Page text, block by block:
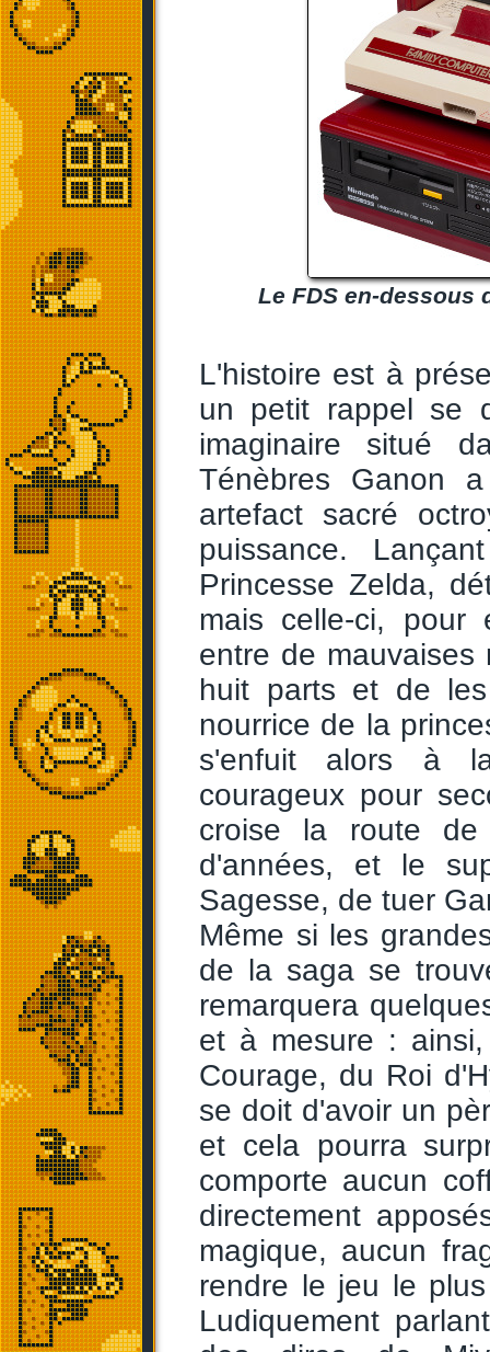
Le FDS en-dessous
L'histoire est à
un petit rappel se
imaginaire situé
Ténèbres Ganon
artefact sacré
puissance.
Princesse Zelda,
mais celle-ci, pour
entre de mauvaises
huit parts et de
nourrice de la
s'enfuit alors à
courageux pour
croise la route
d'années, et le
Sagesse, de tuer
Même si les
de la saga se
remarquera
et à mesure :
Courage, du Roi
se doit d'avoir un
et cela pourra
comporte aucun
directement
magique, aucun
rendre le jeu le
Ludiquement